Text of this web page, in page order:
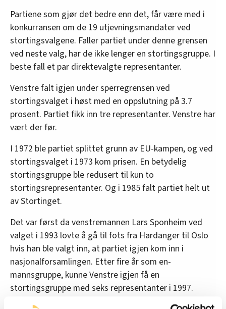
Partiene som gjør det bedre enn det, får være med i
konkurransen om de 19 utjevningsmandater ved
stortingsvalgene. Faller partiet under denne grensen
ved neste valg, har de ikke lenger en stortingsgruppe. I
beste fall et par direktevalgte representanter.
Venstre falt igjen under sperregrensen ved
stortingsvalget i høst med en oppslutning på 3.7
prosent. Partiet fikk inn tre representanter. Venstre har
vært der før.
I 1972 ble partiet splittet grunn av EU-kampen, og ved
stortingsvalget i 1973 kom prisen. En betydelig
stortingsgruppe ble redusert til kun to
stortingsrepresentanter. Og i 1985 falt partiet helt ut
av Stortinget.
Det var først da venstremannen Lars Sponheim ved
valget i 1993 lovte å gå til fots fra Hardanger til Oslo
hvis han ble valgt inn, at partiet igjen kom inn i
nasjonalforsamlingen. Etter fire år som en-
mannsgruppe, kunne Venstre igjen få en
stortingsgruppe med seks representanter i 1997.